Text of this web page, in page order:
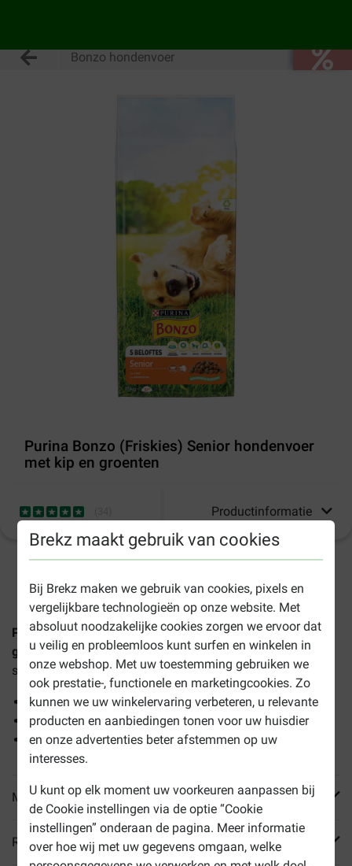
Brekz maakt gebruik van cookies
Bij Brekz maken we gebruik van cookies, pixels en
vergelijkbare technologieën op onze website. Met
absoluut noodzakelijke cookies zorgen we ervoor dat
u veilig en probleemloos kunt surfen en winkelen in
onze webshop. Met uw toestemming gebruiken we
ook prestatie-, functionele en marketingcookies. Zo
kunnen we uw winkelervaring verbeteren, u relevante
producten en aanbiedingen tonen voor uw huisdier
en onze advertenties beter afstemmen op uw
interesses.
U kunt op elk moment uw voorkeuren aanpassen bij
de Cookie instellingen via de optie “Cookie
instellingen” onderaan de pagina. Meer informatie
over hoe wij met uw gegevens omgaan, welke
Bonzo hondenvoer
Purina Bonzo (Friskies) Senior hondenvoer
met kip en groenten
Productinformatie
Purina Bonzo (Friskies) Senior hondenvoer met kip en
groenten is een volledige, uitgebalanceerde voeding,
speciaal ontwikkeld voor honden ouder dan 7 jaar.
Met vitamine A, B, D & E
Ondersteunt gewrichten en mobiliteit
Stimuleert een glanzende vacht en gezonde huid
Meer informatie
Reviews